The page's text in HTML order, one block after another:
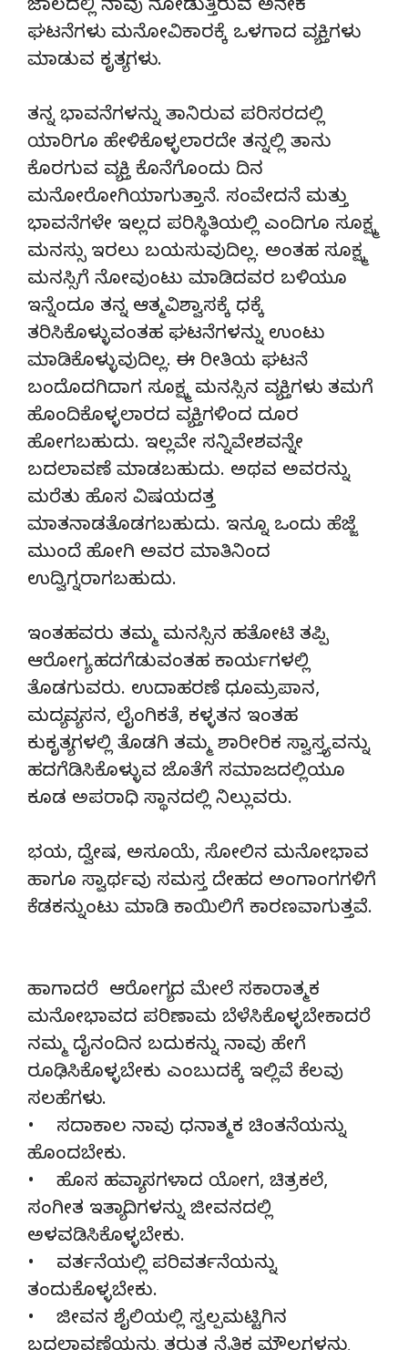
ಜಾಲದಲ್ಲಿ ನಾವು ನೋಡುತ್ತಿರುವ ಅನೇಕ
ಘಟನೆಗಳು ಮನೋವಿಕಾರಕ್ಕೆ ಒಳಗಾದ ವ್ಯಕ್ತಿಗಳು
ಮಾಡುವ ಕೃತ್ಯಗಳು.
ತನ್ನ ಭಾವನೆಗಳನ್ನು ತಾನಿರುವ ಪರಿಸರದಲ್ಲಿ
ಯಾರಿಗೂ ಹೇಳಿಕೊಳ್ಳಲಾರದೇ ತನ್ನಲ್ಲಿ ತಾನು
ಕೊರಗುವ ವ್ಯಕ್ತಿ ಕೊನೆಗೊಂದು ದಿನ
ಮನೋರೋಗಿಯಾಗುತ್ತಾನೆ. ಸಂವೇದನೆ ಮತ್ತು
ಭಾವನೆಗಳೇ ಇಲ್ಲದ ಪರಿಸ್ಥಿತಿಯಲ್ಲಿ ಎಂದಿಗೂ ಸೂಕ್ಷ್ಮ
ಮನಸ್ಸು ಇರಲು ಬಯಸುವುದಿಲ್ಲ. ಅಂತಹ ಸೂಕ್ಷ್ಮ
ಮನಸ್ಸಿಗೆ ನೋವುಂಟು ಮಾಡಿದವರ ಬಳಿಯೂ
ಇನ್ನೆಂದೂ ತನ್ನ ಆತ್ಮವಿಶ್ವಾಸಕ್ಕೆ ಧಕ್ಕೆ
ತರಿಸಿಕೊಳ್ಳುವಂತಹ ಘಟನೆಗಳನ್ನು ಉಂಟು
ಮಾಡಿಕೊಳ್ಳುವುದಿಲ್ಲ. ಈ ರೀತಿಯ ಘಟನೆ
ಬಂದೊದಗಿದಾಗ ಸೂಕ್ಷ್ಮ ಮನಸ್ಸಿನ ವ್ಯಕ್ತಿಗಳು ತಮಗೆ
ಹೊಂದಿಕೊಳ್ಳಲಾರದ ವ್ಯಕ್ತಿಗಳಿಂದ ದೂರ
ಹೋಗಬಹುದು. ಇಲ್ಲವೇ ಸನ್ನಿವೇಶವನ್ನೇ
ಬದಲಾವಣೆ ಮಾಡಬಹುದು. ಅಥವ ಅವರನ್ನು
ಮರೆತು ಹೊಸ ವಿಷಯದತ್ತ
ಮಾತನಾಡತೊಡಗಬಹುದು. ಇನ್ನೂ ಒಂದು ಹೆಜ್ಜೆ
ಮುಂದೆ ಹೋಗಿ ಅವರ ಮಾತಿನಿಂದ
ಉದ್ವಿಗ್ನರಾಗಬಹುದು.
ಇಂತಹವರು ತಮ್ಮ ಮನಸ್ಸಿನ ಹತೋಟಿ ತಪ್ಪಿ
ಆರೋಗ್ಯ ಹದಗೆಡುವಂತಹ ಕಾರ್ಯಗಳಲ್ಲಿ
ತೊಡಗುವರು. ಉದಾಹರಣೆ ಧೂಮ್ರಪಾನ,
ಮದ್ಯವ್ಯಸನ, ಲೈಂಗಿಕತೆ, ಕಳ್ಳತನ ಇಂತಹ
ಕುಕೃತ್ಯಗಳಲ್ಲಿ ತೊಡಗಿ ತಮ್ಮ ಶಾರೀರಿಕ ಸ್ವಾಸ್ತ್ಯವನ್ನು
ಹದಗೆಡಿಸಿಕೊಳ್ಳುವ ಜೊತೆಗೆ ಸಮಾಜದಲ್ಲಿಯೂ
ಕೂಡ ಅಪರಾಧಿ ಸ್ಥಾನದಲ್ಲಿ ನಿಲ್ಲುವರು.
ಭಯ, ದ್ವೇಷ, ಅಸೂಯೆ, ಸೋಲಿನ ಮನೋಭಾವ
ಹಾಗೂ ಸ್ವಾರ್ಥವು ಸಮಸ್ತ ದೇಹದ ಅಂಗಾಂಗಗಳಿಗೆ
ಕೆಡಕನ್ನುಂಟು ಮಾಡಿ ಕಾಯಿಲಿಗೆ ಕಾರಣವಾಗುತ್ತವೆ.
ಹಾಗಾದರೆ ಆರೋಗ್ಯದ ಮೇಲೆ ಸಕಾರಾತ್ಮಕ
ಮನೋಭಾವದ ಪರಿಣಾಮ ಬೆಳೆಸಿಕೊಳ್ಳಬೇಕಾದರೆ
ನಮ್ಮ ದೈನಂದಿನ ಬದುಕನ್ನು ನಾವು ಹೇಗೆ
ರೂಢಿಸಿಕೊಳ್ಳಬೇಕು ಎಂಬುದಕ್ಕೆ ಇಲ್ಲಿವೆ ಕೆಲವು
ಸಲಹೆಗಳು.
• ಸದಾಕಾಲ ನಾವು ಧನಾತ್ಮಕ ಚಿಂತನೆಯನ್ನು
ಹೊಂದಬೇಕು.
• ಹೊಸ ಹವ್ಯಾಸಗಳಾದ ಯೋಗ, ಚಿತ್ರಕಲೆ,
ಸಂಗೀತ ಇತ್ಯಾದಿಗಳನ್ನು ಜೀವನದಲ್ಲಿ
ಅಳವಡಿಸಿಕೊಳ್ಳಬೇಕು.
• ವರ್ತನೆಯಲ್ಲಿ ಪರಿವರ್ತನೆಯನ್ನು
ತಂದುಕೊಳ್ಳಬೇಕು.
• ಜೀವನ ಶೈಲಿಯಲ್ಲಿ ಸ್ವಲ್ಪಮಟ್ಟಿಗಿನ